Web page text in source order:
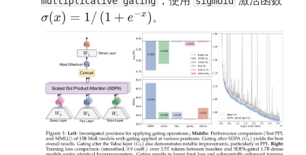
σ(x)= 1/( 1+e −x 。